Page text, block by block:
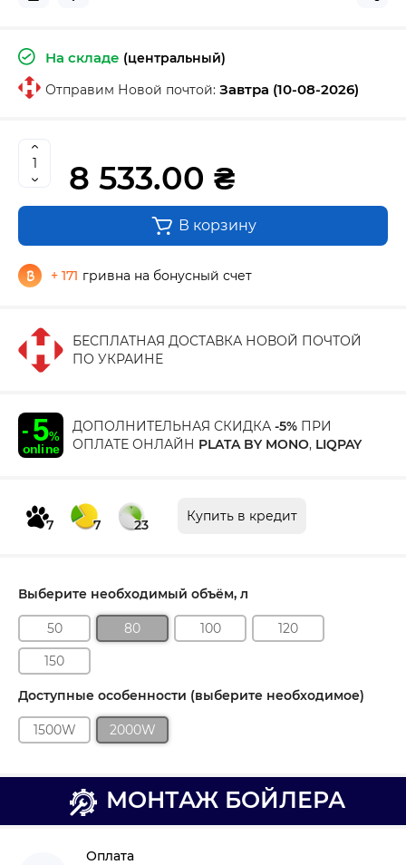
На складе (центральный)
Отправим Новой почтой: Завтра (10-08-2026)
8 533.00 ₴
В корзину
+ 171 гривна на бонусный счет
БЕСПЛАТНАЯ ДОСТАВКА НОВОЙ ПОЧТОЙ
ПО УКРАИНЕ
ДОПОЛНИТЕЛЬНАЯ СКИДКА -5% ПРИ
ОПЛАТЕ ОНЛАЙН PLATA BY MONO, LIQPAY
7 7 23
Купить в кредит
Выберите необходимый объём, л
50 80 100
120
150
Доступные особенности (выберите необходимое)
1500W 2000W
МОНТАЖ БОЙЛЕРА
Оплата